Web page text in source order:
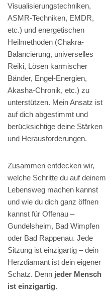
Visualisierungstechniken,
ASMR-Techniken, EMDR,
etc.) und energetischen
Heilmethoden (Chakra-
Balancierung, universelles
Reiki, Lösen karmischer
Bänder, Engel-Energien,
Akasha-Chronik, etc.) zu
unterstützen. Mein Ansatz ist
auf dich abgestimmt und
berücksichtige deine Stärken
und Herausforderungen.
Zusammen entdecken wir,
welche Schritte du auf deinem
Lebensweg machen kannst
und wie du dich ganz öffnen
kannst für Offenau –
Gundelsheim, Bad Wimpfen
oder Bad Rappenau. Jede
Sitzung ist einzigartig – dein
Herzdiamant ist dein eigener
Schatz. Denn jeder Mensch
ist einzigartig.